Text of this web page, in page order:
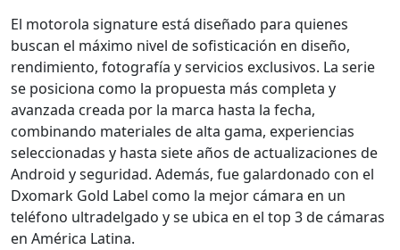
El motorola signature está diseñado para quienes
buscan el máximo nivel de sofisticación en diseño,
rendimiento, fotografía y servicios exclusivos. La serie
se posiciona como la propuesta más completa y
avanzada creada por la marca hasta la fecha,
combinando materiales de alta gama, experiencias
seleccionadas y hasta siete años de actualizaciones de
Android y seguridad. Además, fue galardonado con el
Dxomark Gold Label como la mejor cámara en un
teléfono ultradelgado y se ubica en el top 3 de cámaras
en América Latina.